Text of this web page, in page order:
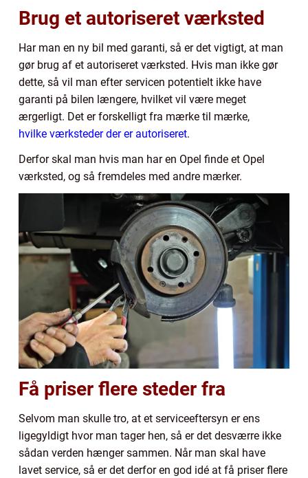
Brug et autoriseret værksted
Har man en ny bil med garanti, så er det vigtigt, at man
gør brug af et autoriseret værksted. Hvis man ikke gør
dette, så vil man efter servicen potentielt ikke have
garanti på bilen længere, hvilket vil være meget
ærgerligt. Det er forskelligt fra mærke til mærke,
hvilke værksteder der er autoriseret.
Derfor skal man hvis man har en Opel finde et Opel
værksted, og så fremdeles med andre mærker.
Få priser flere steder fra
Selvom man skulle tro, at et serviceeftersyn er ens
ligegyldigt hvor man tager hen, så er det desværre ikke
sådan verden hænger sammen. Når man skal have
lavet service, så er det derfor en god idé at få priser flere